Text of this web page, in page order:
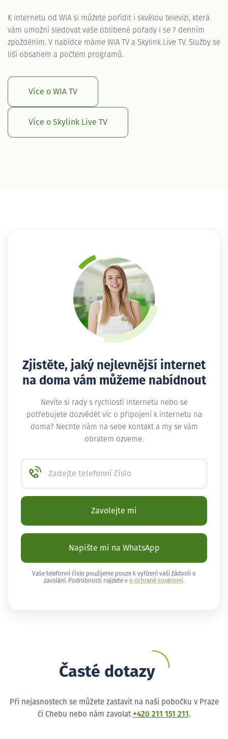
K internetu od WIA si můžete pořídit i skvělou televizi, která
vám umožní sledovat vaše oblíbené pořady i se 7 denním
zpožděním. V nabídce máme WIA TV a Skylink Live TV. Služby se
liší obsahem a počtem programů.
Více o WIA TV
Více o Skylink Live TV
Zjistěte, jaký nejlevnější internet
na doma vám můžeme nabídnout
Nevíte si rady s rychlostí internetu nebo se
potřebujete dozvědět víc o připojení k internetu na
doma? Nechte nám na sebe kontakt a my se vám
obratem ozveme.
Zadejte telefonní číslo
Zavolejte mi
Napište mi na WhatsApp
Vaše telefonní číslo použijeme pouze k vyřízení vaší žádosti o
zavolání. Podrobnosti najdete v o ochraně soukromí .
Časté dotazy
Při nejasnostech se můžete zastavit na naši pobočku v Praze
či Chebu nebo nám zavolat +420 211 151 211 .